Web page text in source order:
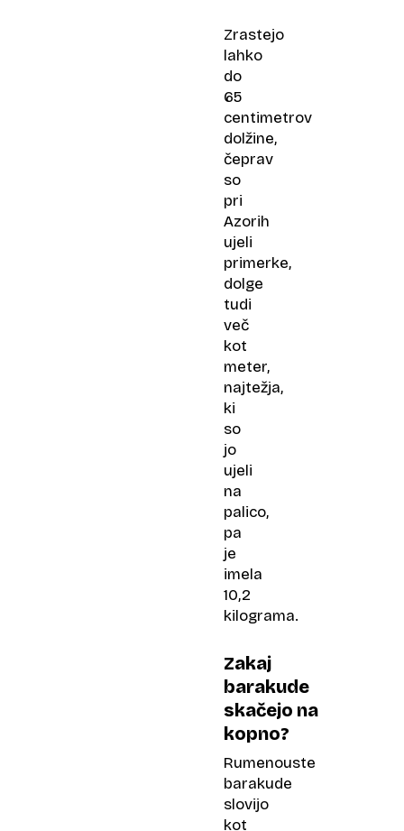
Zrastejo
lahko
do
65
centimetrov
dolžine,
čeprav
so
pri
Azorih
ujeli
primerke,
dolge
tudi
več
kot
meter,
najtežja,
ki
so
jo
ujeli
na
palico,
pa
je
imela
10,2
kilograma.
Zakaj
barakude
skačejo na
kopno?
Rumenouste
barakude
slovijo
kot